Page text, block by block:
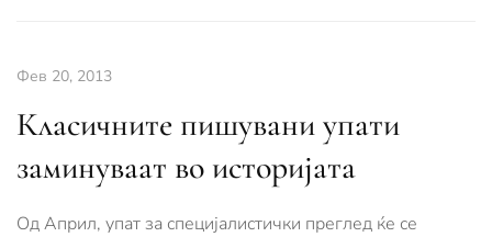
Фев 20, 2013
Класичните пишувани упати
заминуваат во историјата
Од Април, упат за специјалистички преглед ќе се